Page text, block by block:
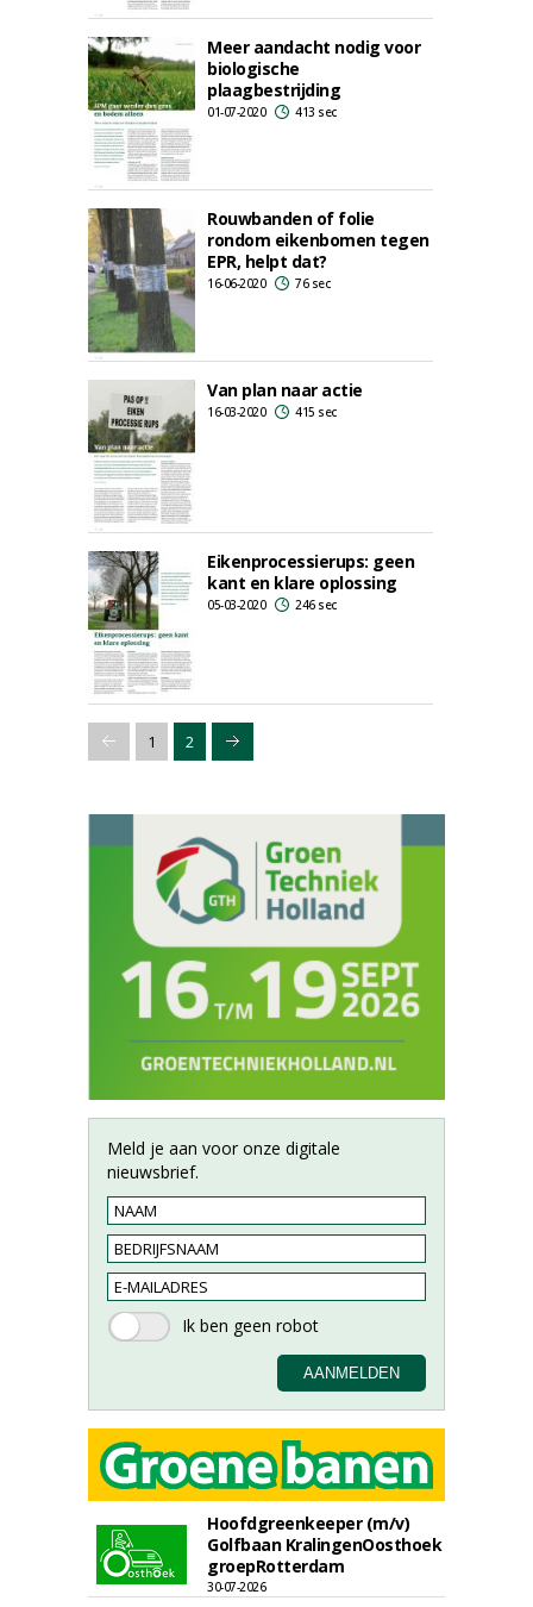
Meer aandacht nodig voor
biologische
plaagbestrijding
01-07-2020 413 sec
Rouwbanden of folie
rondom eikenbomen tegen
EPR, helpt dat?
16-06-2020 76 sec
Van plan naar actie
16-03-2020 415 sec
Eikenprocessierups: geen
kant en klare oplossing
05-03-2020 246 sec
1 2
Meld je aan voor onze digitale
nieuwsbrief.
Hoofdgreenkeeper (m/v)
Golfbaan KralingenOosthoek
groepRotterdam
30-07-2026